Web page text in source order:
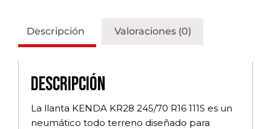
Descripción Valoraciones (0)
Descripción
La llanta KENDA KR28 245/70 R16 111S es un
neumático todo terreno diseñado para